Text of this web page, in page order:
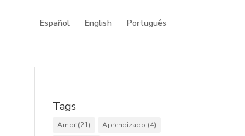
Español English Português
Tags
Amor (21) Aprendizado (4)